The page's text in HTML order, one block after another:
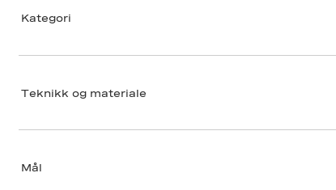
Kategori
Teknikk og materiale
Mål